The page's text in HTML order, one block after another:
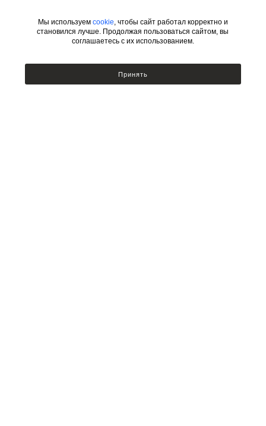
Мы используем cookie, чтобы сайт работал корректно и
становился лучше. Продолжая пользоваться сайтом, вы
соглашаетесь с их использованием.
Принять
УСЛОВИЯ ДЛЯ ДИЗАЙНЕРОВ
ИНФОРМАЦИЯ КАТЕГОРИИ